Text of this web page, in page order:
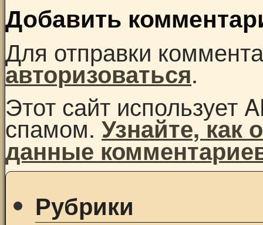
Добавить
Для отправки
авторизоваться.
Этот сайт использует
спамом.Узнайте,
данные
Рубрики